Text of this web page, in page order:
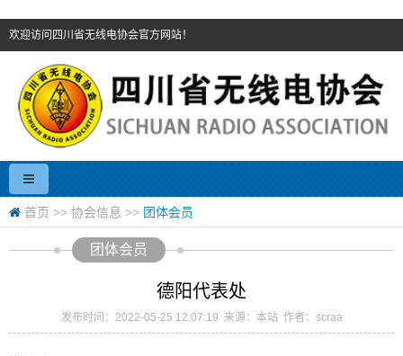
欢迎访问四川省无线电协会官方网站！
首页 >> 协会信息 >> 团体会员
团体会员
德阳代表处
发布时间：2022-05-25 12:07:19 来源：本站 作者：scraa